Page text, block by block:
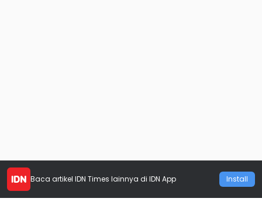
Baca artikel IDN Times lainnya di IDN App Install